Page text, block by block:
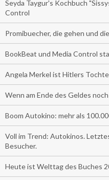
Seyda Taygur's Kochbuch
Control
Promibuecher, die gehen und
BookBeat und Media Control
Angela Merkel ist Hitlers
Wenn am Ende des Geldes
Boom Autokino: mehr als
Voll im Trend: Autokinos.
Besucher.
Heute ist Welttag des Buches